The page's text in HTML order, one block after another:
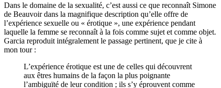
Dans le domaine de la sexualité, c’est aussi ce que reconnaît Simone
de Beauvoir dans la magnifique description qu’elle offre de
l’expérience sexuelle ou « érotique », une expérience pendant
laquelle la femme se reconnaît à la fois comme sujet et comme objet.
Garcia reproduit intégralement le passage pertinent, que je cite à
mon tour :
L’expérience érotique est une de celles qui découvrent
aux êtres humains de la façon la plus poignante
l’ambiguïté de leur condition ; ils s’y éprouvent comme